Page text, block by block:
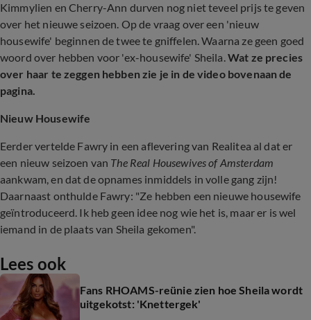
Kimmylien en Cherry-Ann durven nog niet teveel prijs te geven
over het nieuwe seizoen. Op de vraag over een 'nieuw
housewife' beginnen de twee te gniffelen. Waarna ze geen goed
woord over hebben voor 'ex-housewife' Sheila.Wat ze precies
over haar te zeggen hebben zie je in de video bovenaan de
pagina.
Nieuw Housewife
Eerder vertelde Fawry in een aflevering van Realitea al dat er
een nieuw seizoen van The Real Housewives of Amsterdam
aankwam, en dat de opnames inmiddels in volle gang zijn!
Daarnaast onthulde Fawry: "Ze hebben een nieuwe housewife
geïntroduceerd. Ik heb geen idee nog wie het is, maar er is wel
iemand in de plaats van Sheila gekomen".
Lees ook
Fans RHOAMS-reünie zien hoe Sheila wordt
uitgekotst: 'Knettergek'